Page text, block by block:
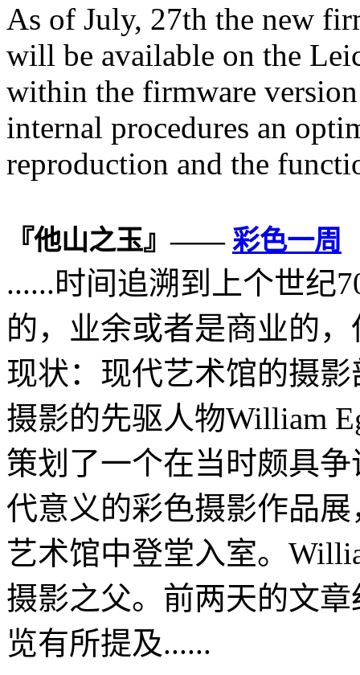
As of July, 27th the new
will be available on the
within the firmware
internal procedures an
reproduction and the
『他山之玉』—— 彩色一周
......时间追溯到上个世纪
的，业余或者是商业的
现状：现代艺术馆的摄影
摄影的先驱人物William
策划了一个在当时颇具
代意义的彩色摄影作品
艺术馆中登堂入室。
摄影之父。前两天的文章
览有所提及......